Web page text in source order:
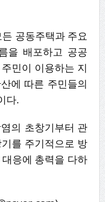
공동주택과 주요
을 배포하고 공공
민이 이용하는 지
에 따른 주민들의
다.
의 초창기부터 관
를 주기적으로 방
응에 총력을 다하